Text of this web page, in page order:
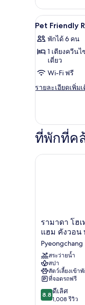
เกี่ยว
กับ
แก
เพ
นท์
เปิด
ภาพถ่าย
ทั้งหมด
ของ
Pet
Friendly
15
Pet Friendly
พักได้ 6 คน
1 เตียงควีน
เดี่ยว
Wi-Fi ฟรี
รายละเอียดเพิ่ม
ราย
เกี่ยว
กับ
Pet
Room
ที่พักที่ค
รามา
ดา
เทล
แอนด์
สวี
ทส์
บาย
วิน
ด์
รามาดา โฮ
แฮม คังวอน
Pyeongchang
สระว่ายน้ำ
สปา
สัตว์เลี้ยงเข้า
ที่จอดรถฟรี
8.8
จาก
8.8 ดีเลิศ
1,008 รีวิว
รามาดา โฮเ